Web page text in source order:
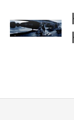
Inhalt
springen